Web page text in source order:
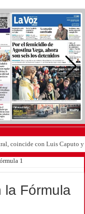
coincide con Luis Caputo
1
la Fórmula